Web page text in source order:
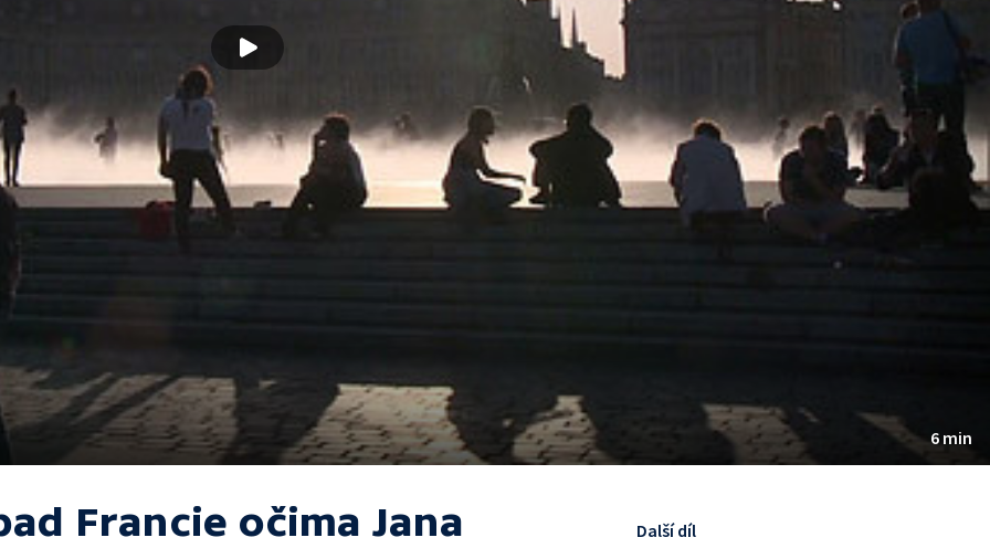
6 min
Francie očima Jana
Další díl